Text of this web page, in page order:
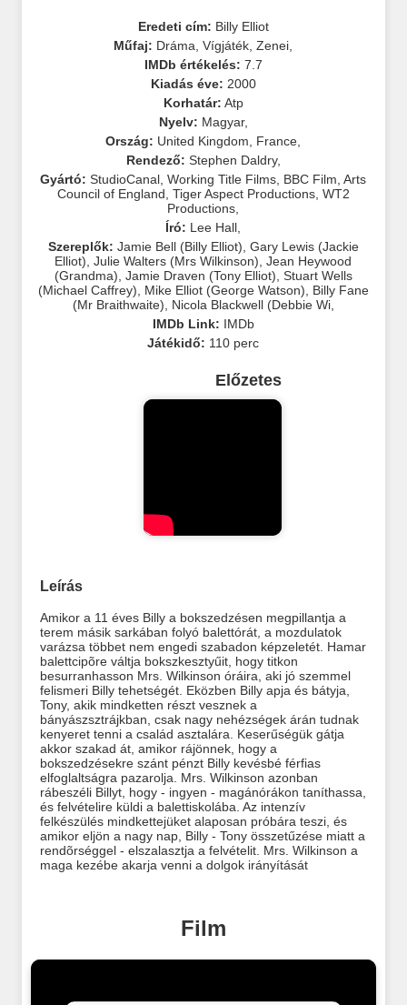
Eredeti cím: Billy Elliot
Műfaj: Dráma ,Vígjáték ,Zenei
IMDb értékelés: 7.7
Kiadás éve: 2000
Korhatár: Atp
Nyelv: Magyar,
Ország: United Kingdom France
Rendező: Stephen Daldry,
Gyártó: StudioCanal ,Working Title Films BBC Film ,Arts
Council of England Tiger Aspect Productions, WT2
Productions
Író: Lee Hall
Szereplők: Jamie Bell (Billy Elliot) Gary Lewis (Jackie
Elliot) ,Julie Walters (Mrs Wilkinson) ,Jean Heywood
(Grandma) Jamie Draven (Tony Elliot) Stuart Wells
(Michael Caffrey)
Mike Elliot (George Watson)
Billy Fane
(Mr Braithwaite)
Nicola Blackwell (Debbie Wi,
IMDb Link: IMDb
Játékidő: 110 perc
Előzetes
Leírás
Amikor a 11 éves Billy a bokszedzésen megpillantja a
terem másik sarkában folyó balettórát, a mozdulatok
varázsa többet nem engedi szabadon képzeletét. Hamar
balettcipõre váltja bokszkesztyűit, hogy titkon
besurranhasson Mrs. Wilkinson óráira, aki jó szemmel
felismeri Billy tehetségét. Eközben Billy apja és bátyja,
Tony, akik mindketten részt vesznek a
bányászsztrájkban, csak nagy nehézségek árán tudnak
kenyeret tenni a család asztalára. Keserűségük gátja
akkor szakad át, amikor rájönnek, hogy a
bokszedzésekre szánt pénzt Billy kevésbé férfias
elfoglaltságra pazarolja. Mrs. Wilkinson azonban
rábeszéli Billyt, hogy - ingyen - magánórákon taníthassa,
és felvételire küldi a balettiskolába. Az intenzív
felkészülés mindkettejüket alaposan próbára teszi, és
amikor eljön a nagy nap, Billy - Tony összetűzése miatt a
rendõrséggel - elszalasztja a felvételit. Mrs. Wilkinson a
maga kezébe akarja venni a dolgok irányítását
Film